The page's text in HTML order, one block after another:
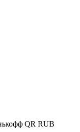
QR RUB